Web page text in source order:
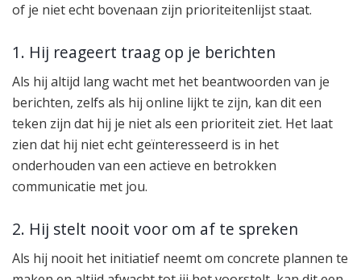
of je niet echt bovenaan zijn prioriteitenlijst staat.
1. Hij reageert traag op je berichten
Als hij altijd lang wacht met het beantwoorden van je
berichten, zelfs als hij online lijkt te zijn, kan dit een
teken zijn dat hij je niet als een prioriteit ziet. Het laat
zien dat hij niet echt geïnteresseerd is in het
onderhouden van een actieve en betrokken
communicatie met jou.
2. Hij stelt nooit voor om af te spreken
Als hij nooit het initiatief neemt om concrete plannen te